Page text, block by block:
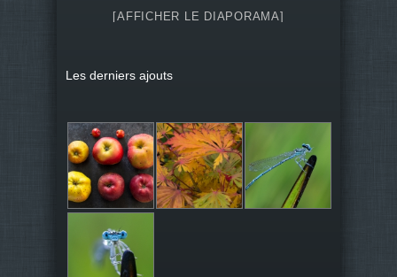
[AFFICHER LE DIAPORAMA]
Les derniers ajouts